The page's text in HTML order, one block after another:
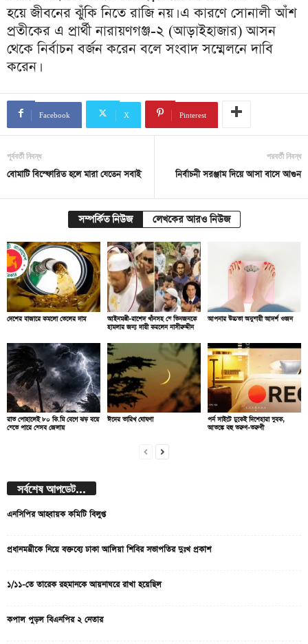
হয়ে জীবনের ঝুঁকি নিতে রাজি নয়। এ কারণে সোনালী আঁশ
প্রতীকের এ প্রার্থী নারায়ণগঞ্জ-২ (আড়াইহাজার) আসন
থেকে নির্বাচন বর্জন করেন বলে সংবাদ সম্মেলনে দাবি
করেন।
Facebook X Pinterest
পূর্ববর্তী নিবন্ধ
বোমাটি বিস্ফোরিত হলে মারা যেতেন সবাই
পরবর্তী নিবন্ধ
নির্বাচনী সরঞ্জাম দিয়ে আসা বাসে আগুন
সম্পর্কিত নিউজ লেখকের আরও নিউজ
দেশের বাজারে কমলো তেলের দাম
আইনমন্ত্রী-রাশেদ খাঁনসহ যে তিনজনকে
হামলার জন্য দায়ী করলেন নাসীরুদ্দীন
আপনার উচ্চতা অনুযায়ী আদর্শ ওজন
রাত পোহালেই ৮০ কি.মি বেগে ঝড় বয়ে
যেতে পারে যেসব জেলায়
ঈদের তারিখ ঘোষণা
পর্ন সাইটে ঢুকেই দিশেহারা যুবক,
আতঙ্কে বহু তরুণ-তরুণী
সর্বশেষ আপডেট...
এনসিপির আহ্বায়ক কমিটি বিলুপ্ত
প্রধানমন্ত্রীকে নিয়ে বক্তব্যে ঢাকা আলিয়া শিবির সভাপতির দুঃখ প্রকাশ
১/১১-তে তারেক রহমানকে আয়নাঘরে রাখা হয়েছিল
কপাল পুড়ল বিএনপির ২ নেতার